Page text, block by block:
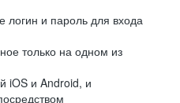
и пароль для входа
только на одном из
iOS и Android, и